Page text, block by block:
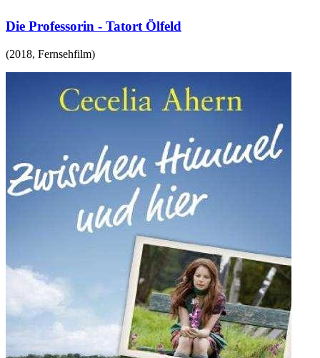
Die Professorin - Tatort Ölfeld
(2018, Fernsehfilm)